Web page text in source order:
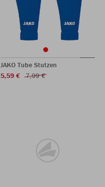
JAKO Tube Stutzen
5,59 €
7,99 €